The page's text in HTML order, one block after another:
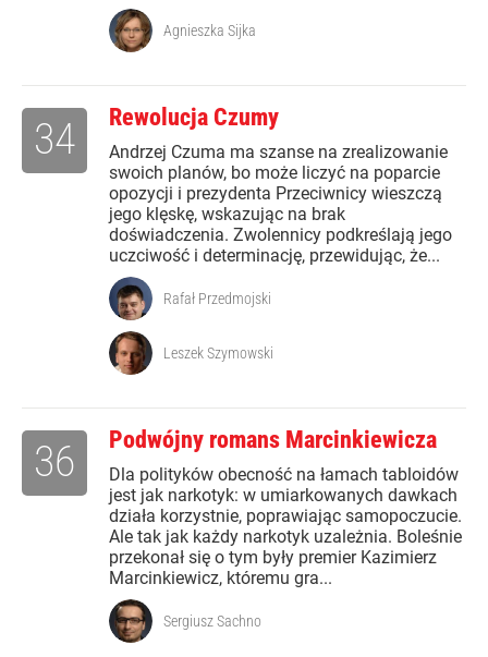
Agnieszka Sijka
Rewolucja Czumy
Andrzej Czuma ma szanse na zrealizowanie
swoich planów, bo może liczyć na poparcie
opozycji i prezydenta Przeciwnicy wieszczą
jego klęskę, wskazując na brak
doświadczenia. Zwolennicy podkreślają jego
uczciwość i determinację, przewidując, że...
34
Rafał Przedmojski
Leszek Szymowski
Podwójny romans Marcinkiewicza
Dla polityków obecność na łamach tabloidów
jest jak narkotyk: w umiarkowanych dawkach
działa korzystnie, poprawiając samopoczucie.
Ale tak jak każdy narkotyk uzależnia. Boleśnie
przekonał się o tym były premier Kazimierz
Marcinkiewicz, któremu gra...
36
Sergiusz Sachno